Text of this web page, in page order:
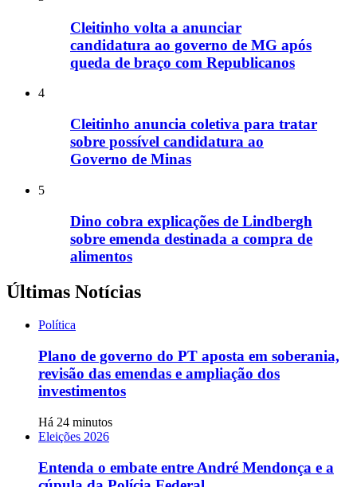
Cleitinho volta a anunciar
candidatura ao governo de MG após
queda de braço com Republicanos
4
Cleitinho anuncia coletiva para tratar
sobre possível candidatura ao
Governo de Minas
5
Dino cobra explicações de Lindbergh
sobre emenda destinada a compra de
alimentos
Últimas Notícias
Política
Plano de governo do PT aposta em soberania,
revisão das emendas e ampliação dos
investimentos
Há 24 minutos
Eleições 2026
Entenda o embate entre André Mendonça e a